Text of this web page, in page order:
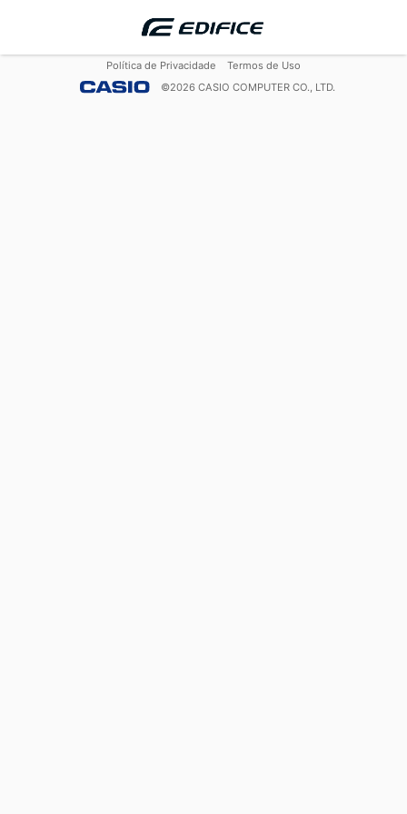
Política de Privacidade
Termos de Uso
©2026 CASIO COMPUTER CO., LTD.